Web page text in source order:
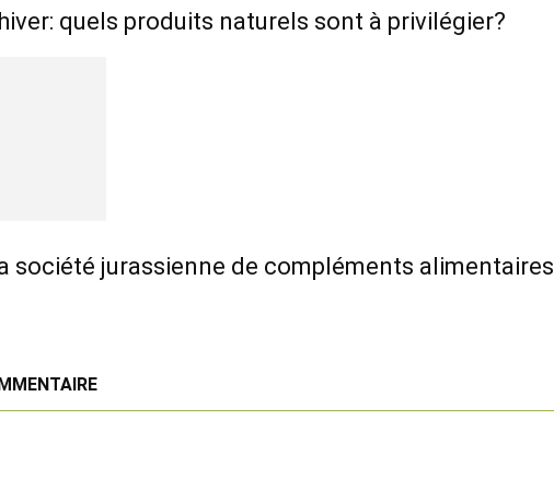
quels produits naturels sont à privilégier?
société jurassienne de compléments alimentaires